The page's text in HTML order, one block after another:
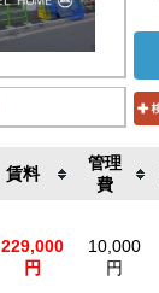
賃料
管理
費
229,000
円
10,000
円